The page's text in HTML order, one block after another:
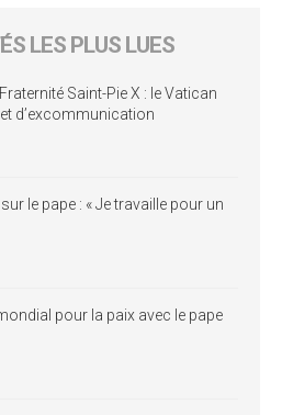
LES PLUS LUES
Saint-Pie X : le Vatican
d’excommunication
le pape : « Je travaille pour un
pour la paix avec le pape